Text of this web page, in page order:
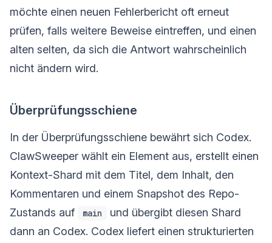
möchte einen neuen Fehlerbericht oft erneut
prüfen, falls weitere Beweise eintreffen, und einen
alten selten, da sich die Antwort wahrscheinlich
nicht ändern wird.
Überprüfungsschiene
In der Überprüfungsschiene bewährt sich Codex.
ClawSweeper wählt ein Element aus, erstellt einen
Kontext-Shard mit dem Titel, dem Inhalt, den
Kommentaren und einem Snapshot des Repo-
Zustands auf
main
und übergibt diesen Shard
dann an Codex. Codex liefert einen strukturierten